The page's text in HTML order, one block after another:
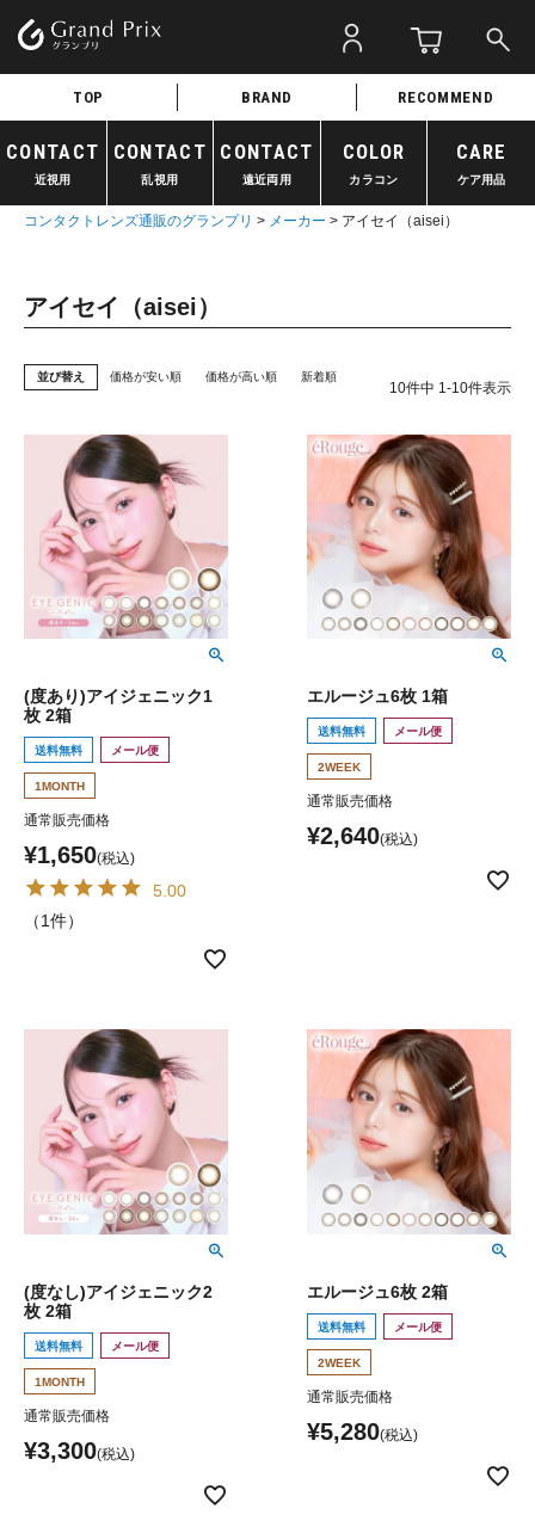
TOP BRAND RECOMMEND
CONTACT
近視用
CONTACT
乱視用
CONTACT
遠近両用
COLOR
カラコン
CARE
ケア用品
コンタクトレンズ通販のグランプリ メーカー アイセイ（aisei）
アイセイ（aisei）
並び替え 価格が安い順 価格が高い順 新着順
10件中 1-10件表示
(度あり)アイジェニック1
枚 2箱
送料無料 メール便
1MONTH
通常販売価格
¥1,650
5.00
（1件）
エルージュ6枚 1箱
送料無料 メール便
2WEEK
通常販売価格
¥2,640
(度なし)アイジェニック2
枚 2箱
送料無料 メール便
1MONTH
通常販売価格
¥3,300
エルージュ6枚 2箱
送料無料 メール便
2WEEK
通常販売価格
¥5,280